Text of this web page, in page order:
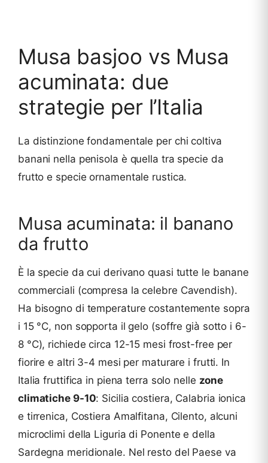
Musa basjoo vs Musa
acuminata: due
strategie per l’Italia
La distinzione fondamentale per chi coltiva
banani nella penisola è quella tra specie da
frutto e specie ornamentale rustica.
Musa acuminata: il banano
da frutto
È la specie da cui derivano quasi tutte le banane
commerciali (compresa la celebre Cavendish).
Ha bisogno di temperature costantemente sopra
i 15 °C, non sopporta il gelo (soffre già sotto i 6-
8 °C), richiede circa 12-15 mesi frost-free per
fiorire e altri 3-4 mesi per maturare i frutti. In
Italia fruttifica in piena terra solo nelle zone
climatiche 9-10: Sicilia costiera, Calabria ionica
e tirrenica, Costiera Amalfitana, Cilento, alcuni
microclimi della Liguria di Ponente e della
Sardegna meridionale. Nel resto del Paese va